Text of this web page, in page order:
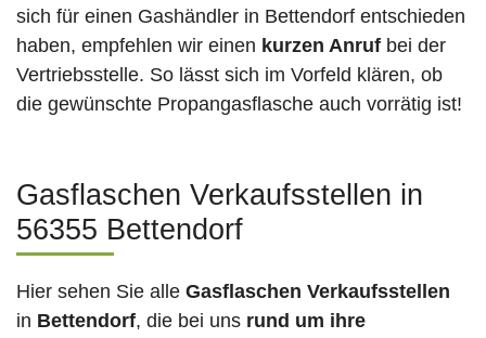
sich für einen Gashändler in Bettendorf entschieden
haben, empfehlen wir einen kurzen Anruf bei der
Vertriebsstelle. So lässt sich im Vorfeld klären, ob
die gewünschte Propangasflasche auch vorrätig ist!
Gasflaschen Verkaufsstellen in
56355 Bettendorf
Hier sehen Sie alle Gasflaschen Verkaufsstellen
in Bettendorf, die bei uns rund um ihre